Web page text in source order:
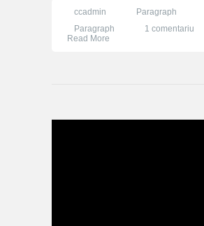
ccadmin
Paragraph
Paragraph
1 comentariu
Read More